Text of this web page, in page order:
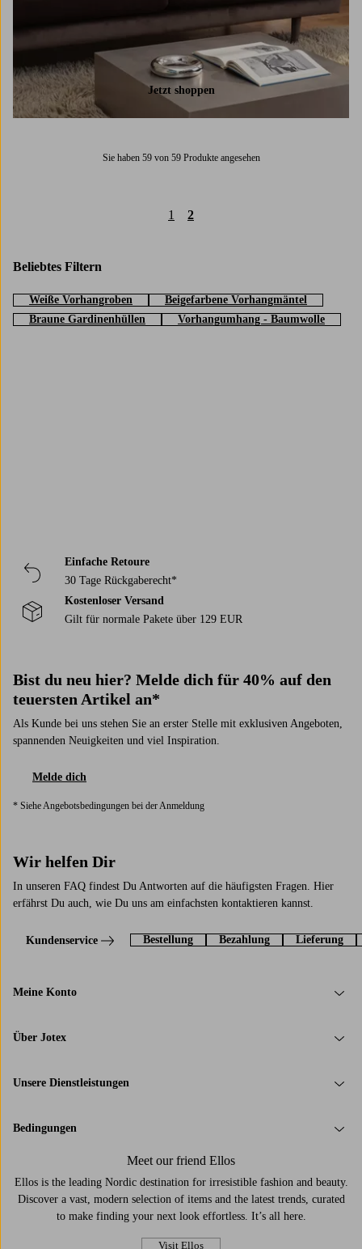
Jetzt shoppen
Sie haben 59 von 59 Produkte angesehen
1 2
Beliebtes Filtern
Weiße Vorhangroben
Beigefarbene Vorhangmäntel
Braune Gardinenhüllen
Vorhangumhang - Baumwolle
Einfache Retoure
30 Tage Rückgaberecht*
Kostenloser Versand
Gilt für normale Pakete über 129 EUR
Bist du neu hier? Melde dich für 40% auf den
teuersten Artikel an*
Als Kunde bei uns stehen Sie an erster Stelle mit exklusiven Angeboten,
spannenden Neuigkeiten und viel Inspiration.
Melde dich
* Siehe Angebotsbedingungen bei der Anmeldung
Wir helfen Dir
In unseren FAQ findest Du Antworten auf die häufigsten Fragen. Hier
erfährst Du auch, wie Du uns am einfachsten kontaktieren kannst.
Kundenservice Bestellung Bezahlung Lieferung
Meine Konto
Über Jotex
Unsere Dienstleistungen
Bedingungen
Meet our friend Ellos
Ellos is the leading Nordic destination for irresistible fashion and beauty.
Discover a vast, modern selection of items and the latest trends, curated
to make finding your next look effortless. It’s all here.
Visit Ellos